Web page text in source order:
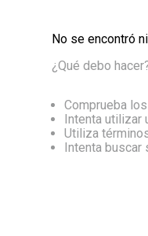
No se encontró
¿Qué debo
Comprueba
Intenta utilizar
Utiliza
Intenta